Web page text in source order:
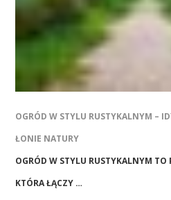
OGRÓD W STYLU RUSTYKALNYM –
ŁONIE NATURY
OGRÓD W STYLU RUSTYKALNYM
KTÓRA ŁĄCZY …